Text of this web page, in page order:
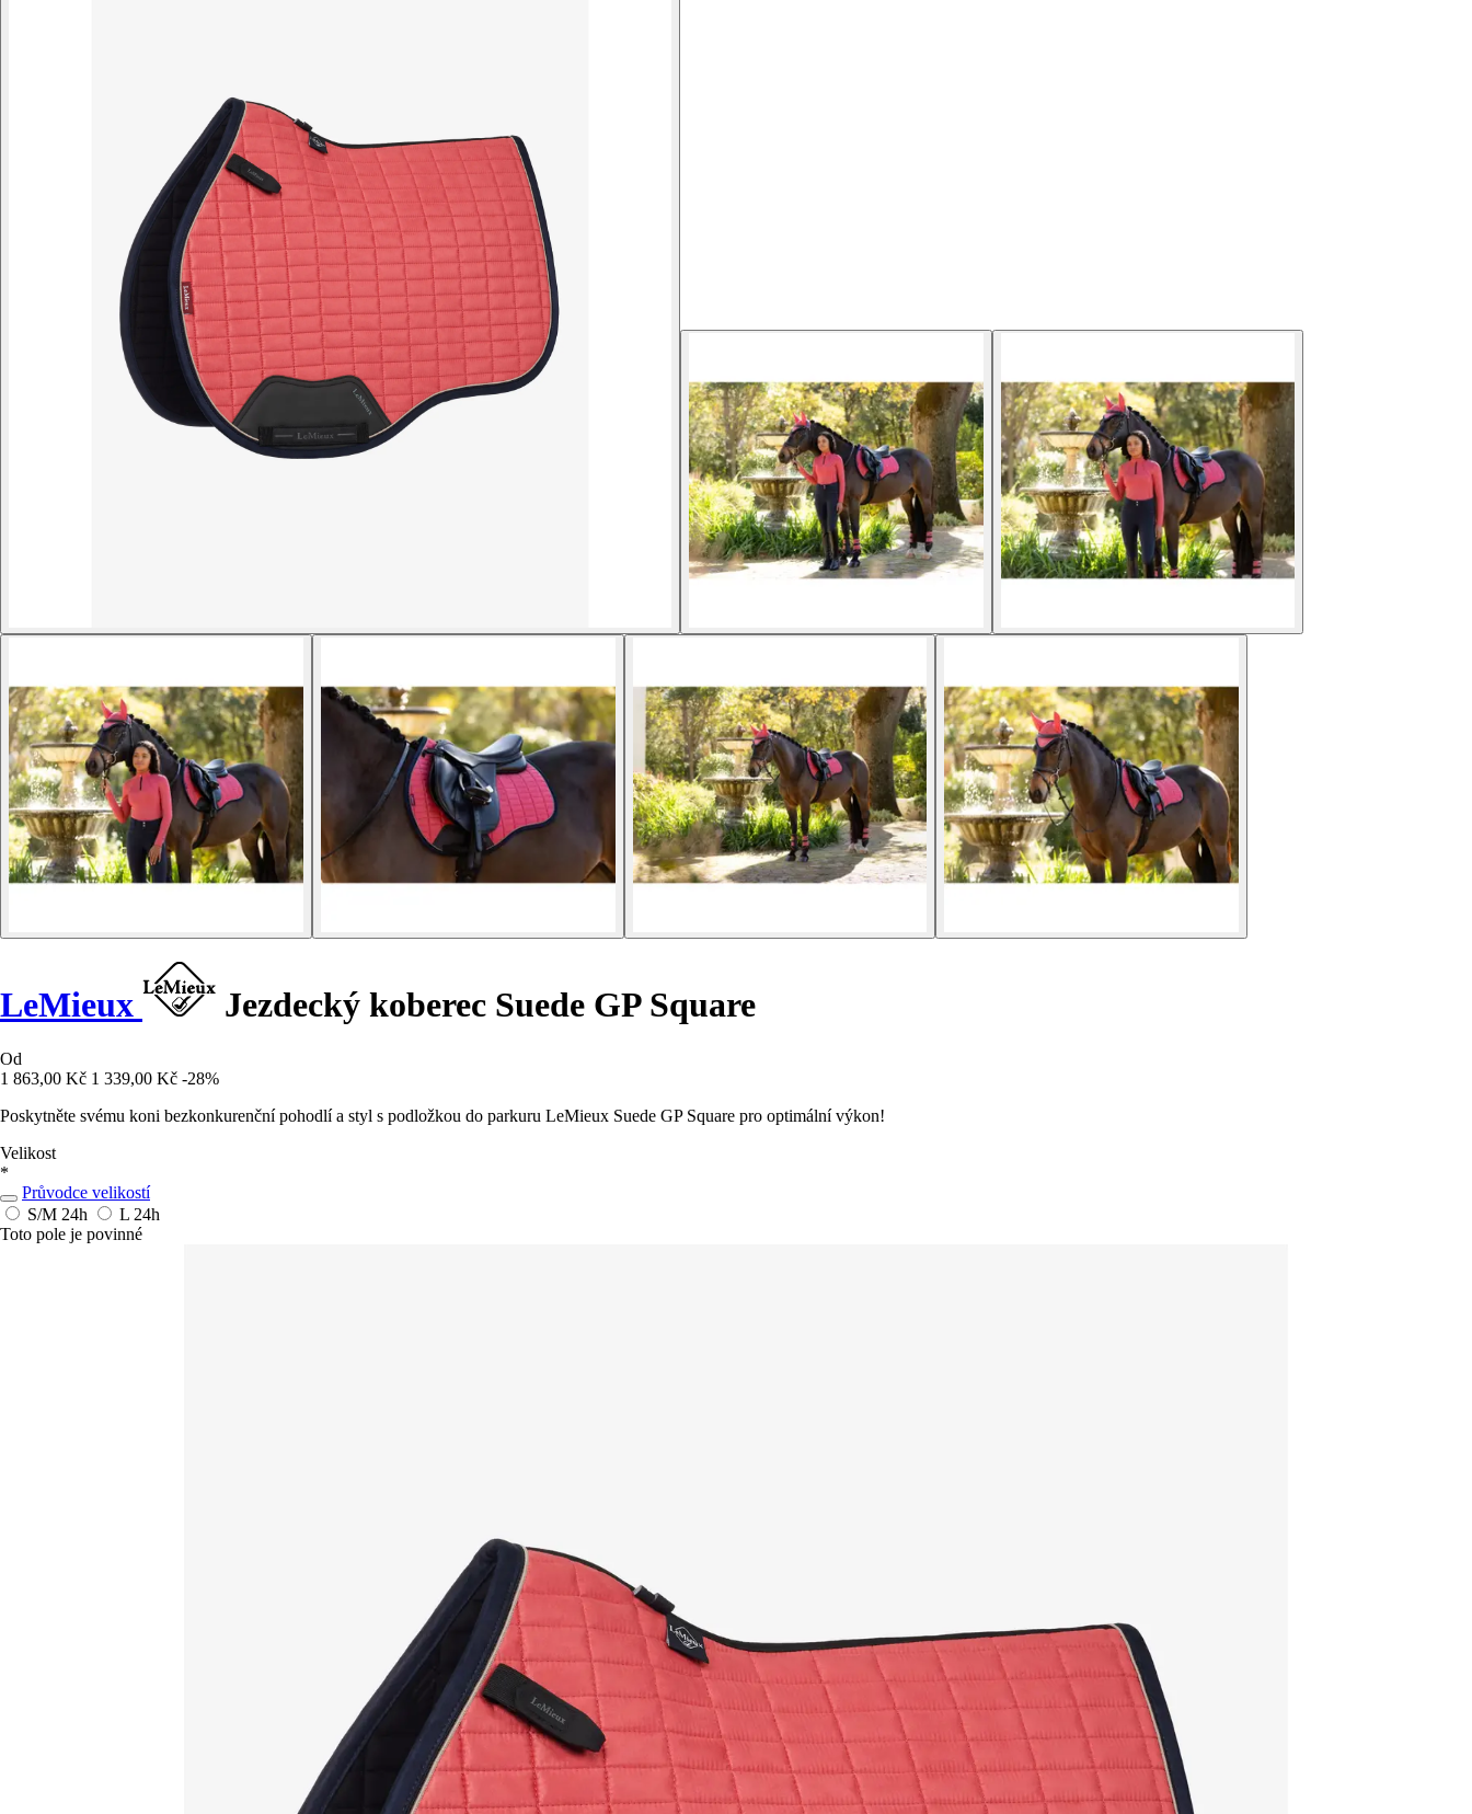
LeMieux Jezdecký koberec Suede GP Square
Od
1 863,00 Kč 1 339,00 Kč -28%
Poskytněte svému koni bezkonkurenční pohodlí a styl s podložkou do parkuru LeMieux Suede GP Square pro optimální výkon!
Velikost
*
Průvodce velikostí
S/M 24h L 24h
Toto pole je povinné